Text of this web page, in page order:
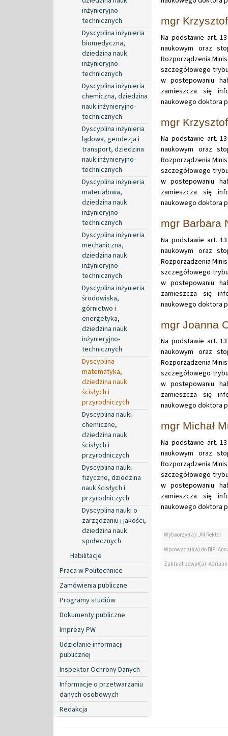
inżynieryjno-
technicznych
Dyscyplina inżynieria
biomedyczna,
dziedzina nauk
inżynieryjno-
technicznych
Dyscyplina inżynieria
chemiczna, dziedzina
nauk inżynieryjno-
technicznych
Dyscyplina inżynieria
lądowa, geodezja i
transport, dziedzina
nauk inżynieryjno-
technicznych
Dyscyplina inżynieria
materiałowa,
dziedzina nauk
inżynieryjno-
technicznych
Dyscyplina inżynieria
mechaniczna,
dziedzina nauk
inżynieryjno-
technicznych
Dyscyplina inżynieria
środowiska,
górnictwo i
energetyka,
dziedzina nauk
inżynieryjno-
technicznych
Dyscyplina
matematyka,
dziedzina nauk
ścisłych i
przyrodniczych
Dyscyplina nauki
chemiczne,
dziedzina nauk
ścisłych i
przyrodniczych
Dyscyplina nauki
fizyczne, dziedzina
nauk ścisłych i
przyrodniczych
Dyscyplina nauki o
zarządzaniu i jakości,
dziedzina nauk
społecznych
Habilitacje
Praca w Politechnice
Zamówienia publiczne
Programy studiów
Dokumenty publiczne
Imprezy PW
Udzielanie informacji
publicznej
Inspektor Ochrony Danych
Informacje o przetwarzaniu
danych osobowych
Redakcja
mgr
Na podstawie art.
naukowym oraz
Rozporządzenia
szczegółowego
w postepowaniu
zamieszcza się
naukowego doktora
mgr
Na podstawie art.
naukowym oraz
Rozporządzenia
szczegółowego
w postepowaniu
zamieszcza się
naukowego doktora
mgr Barbara
Na podstawie art.
naukowym oraz
Rozporządzenia
szczegółowego
w postepowaniu
zamieszcza się
naukowego doktora
mgr Joanna
Na podstawie art.
naukowym oraz
Rozporządzenia
szczegółowego
w postepowaniu
zamieszcza się
naukowego doktora
mgr Michał
Na podstawie art.
naukowym oraz
Rozporządzenia
szczegółowego
w postepowaniu
zamieszcza się
naukowego doktora
Wytworzył(a): JM Rektor
Wprowadził(a) do BIP:
Zaktualizował(a):